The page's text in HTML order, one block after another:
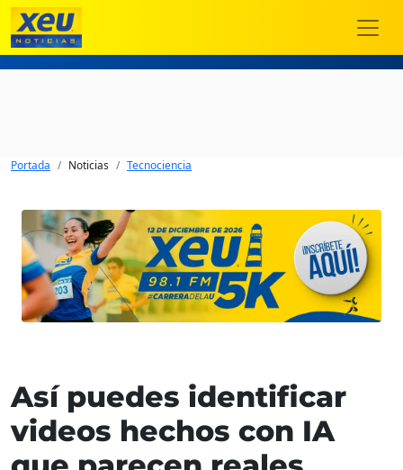
Portada Noticias Tecnociencia
Así puedes identificar
videos hechos con IA